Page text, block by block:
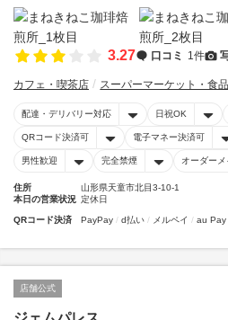
3.27 口コミ 1件
カフェ・喫茶店 スーパーマーケット・食
配達・デリバリー対応 日祝OK
QRコード決済可 電子マネー決済可
男性歓迎 完全禁煙 オーダーメ
住所
山形県天童市北目3-10-1
本日の営業状況 定休日
QRコード決済 PayPay d払い メルペイ au Pay
店舗公式